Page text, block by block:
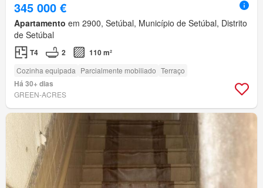
345 000 €
Apartamento em 2900, Setúbal, Município de Setúbal, Distrito
de Setúbal
T4 2 110 m²
Cozinha equipada Parcialmente mobiliado Terraço
Há 30+ dias
GREEN-ACRES